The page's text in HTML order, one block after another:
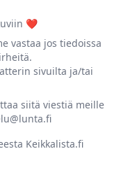
❤️
vastaa jos tiedoissa
sivuilta ja/tai
siitä viestiä meille
Keikkalista.fi